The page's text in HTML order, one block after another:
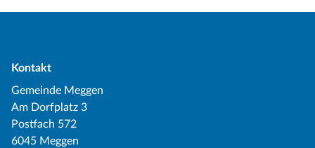
Kontakt
Gemeinde Meggen
Am Dorfplatz 3
Postfach 572
6045 Meggen